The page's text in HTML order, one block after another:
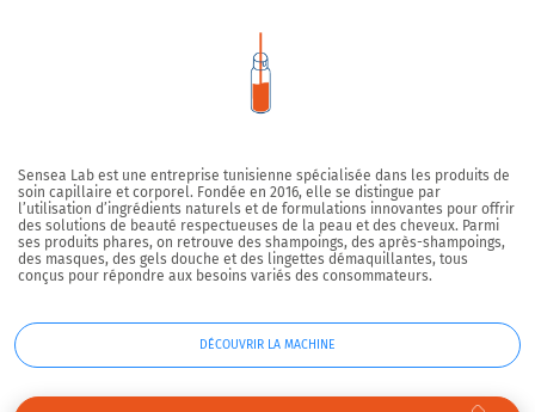
Sensea Lab est une entreprise tunisienne spécialisée dans les produits de
soin capillaire et corporel. Fondée en 2016, elle se distingue par
l’utilisation d’ingrédients naturels et de formulations innovantes pour offrir
des solutions de beauté respectueuses de la peau et des cheveux. Parmi
ses produits phares, on retrouve des shampoings, des après-shampoings,
des masques, des gels douche et des lingettes démaquillantes, tous
conçus pour répondre aux besoins variés des consommateurs.
DÉCOUVRIR LA MACHINE